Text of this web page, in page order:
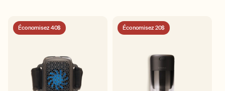
Économisez 40$ Économisez 20$